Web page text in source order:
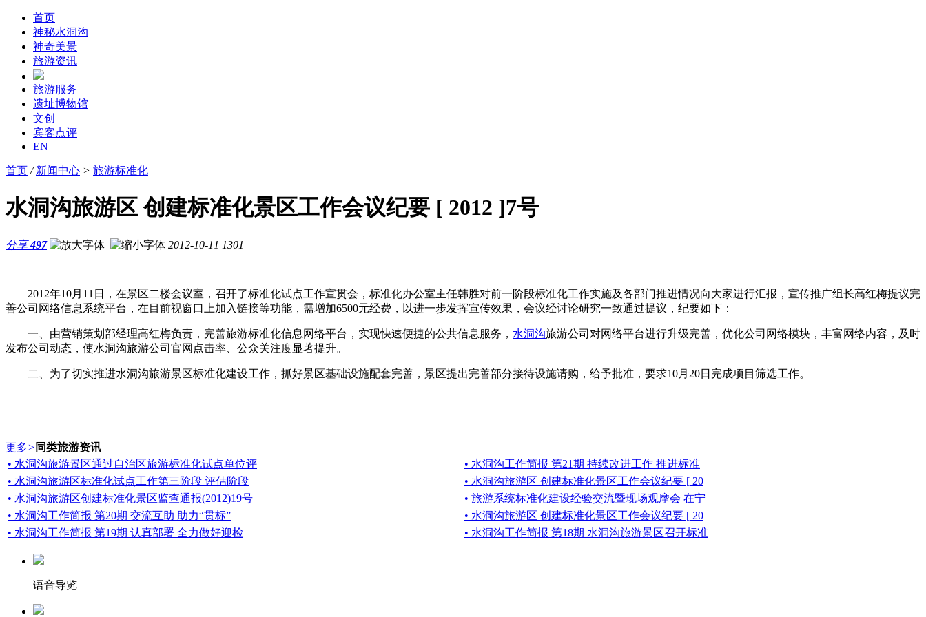
首页
神秘水洞沟
神奇美景
旅游资讯
旅游服务
遗址博物馆
文创
宾客点评
EN
首页 / 新闻中心 > 旅游标准化
水洞沟旅游区 创建标准化景区工作会议纪要 [ 2012 ]7号
分享497 2012-10-11 1301
2012年10月11日，在景区二楼会议室，召开了标准化试点工作宣贯会，标准化办公室主任韩胜对前一阶段标准化工作实施及各部门推进情况向大家进行汇报，宣传推广组长高红梅提议完
善公司网络信息系统平台，在目前视窗口上加入链接等功能，需增加6500元经费，以进一步发挥宣传效果，会议经讨论研究一致通过提议，纪要如下：
一、由营销策划部经理高红梅负责，完善旅游标准化信息网络平台，实现快速便捷的公共信息服务， 水洞沟旅游公司对网络平台进行升级完善，优化公司网络模块，丰富网络内容，及时
发布公司动态，使水洞沟旅游公司官网点击率、公众关注度显著提升。
二、为了切实推进水洞沟旅游景区标准化建设工作，抓好景区基础设施配套完善，景区提出完善部分接待设施请购，给予批准，要求10月20日完成项目筛选工作。
更多> 同类旅游资讯
• 水洞沟旅游景区通过自治区旅游标准化试点单位评
• 水洞沟工作简报 第21期 持续改进工作 推进标准
• 水洞沟旅游区标准化试点工作第三阶段 评估阶段
• 水洞沟旅游区 创建标准化景区工作会议纪要 [ 20
• 水洞沟旅游区创建标准化景区监查通报(2012)19号
• 旅游系统标准化建设经验交流暨现场观摩会 在宁
• 水洞沟工作简报 第20期 交流互助 助力“贯标”
• 水洞沟旅游区 创建标准化景区工作会议纪要 [ 20
• 水洞沟工作简报 第19期 认真部署 全力做好迎检
• 水洞沟工作简报 第18期 水洞沟旅游景区召开标准
语音导览